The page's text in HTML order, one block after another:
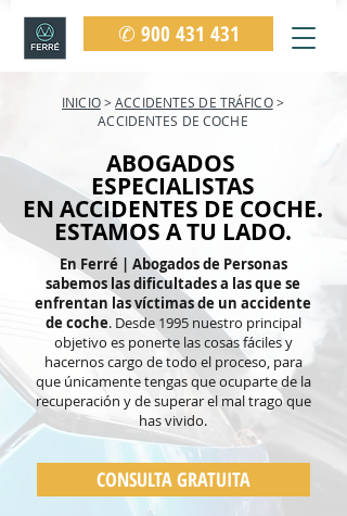
✆ 900 431 431
INICIO>ACCIDENTES DE TRÁFICO>
ACCIDENTES DE COCHE
ABOGADOS
ESPECIALISTAS
EN ACCIDENTES DE COCHE.
ESTAMOS A TU LADO.
En Ferré | Abogados de Personas
sabemos las dificultades a las que se
enfrentan las víctimas de un accidente
de coche. Desde 1995 nuestro principal
objetivo es ponerte las cosas fáciles y
hacernos cargo de todo el proceso, para
que únicamente tengas que ocuparte de la
recuperación y de superar el mal trago que
has vivido.
CONSULTA GRATUITA